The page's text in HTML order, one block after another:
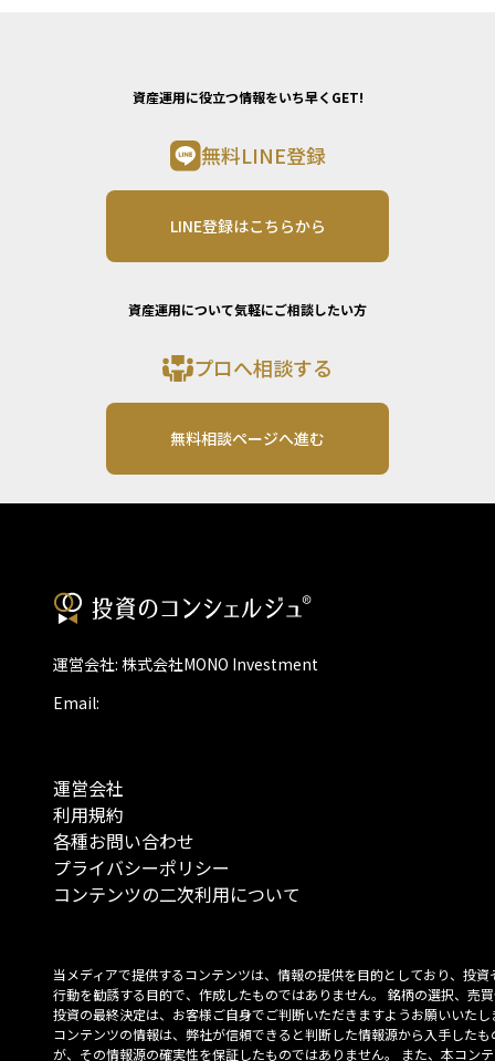
資産運用に役立つ情報をいち早くGET!
無料LINE登録
LINE登録はこちらから
資産運用について気軽にご相談したい方
プロへ相談する
無料相談ページへ進む
運営会社: 株式会社MONO Investment
Email:
運営会社
利用規約
各種お問い合わせ
プライバシーポリシー
コンテンツの二次利用について
当メディアで提供するコンテンツは、情報の提供を目的としており、投資
行動を勧誘する目的で、作成したものではありません。 銘柄の選択、売
投資の最終決定は、お客様ご自身でご判断いただきますようお願いいたし
コンテンツの情報は、弊社が信頼できると判断した情報源から入手したも
が、その情報源の確実性を保証したものではありません。 また、本コン